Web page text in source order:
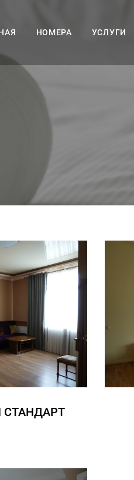
НОМЕРА УСЛУГИ